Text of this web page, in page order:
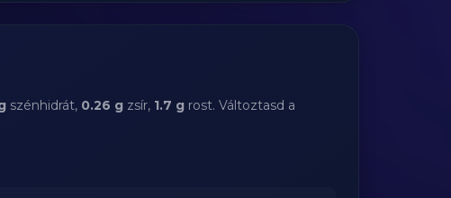
szénhidrát, 0.26 g zsír, 1.7 g rost. Változtasd a